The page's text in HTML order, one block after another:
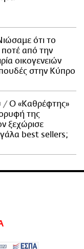
ότι το
ποτέ από την
οικογενειών
στην Κύπρο
Ο «Καθρέφτης»
της
ξεχώρισε
best sellers;